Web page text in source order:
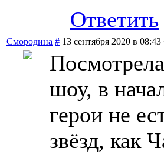
Ответить
Смородина # 13 сентября 2020 в 08:43
шоу, в
герои не
звёзд, как